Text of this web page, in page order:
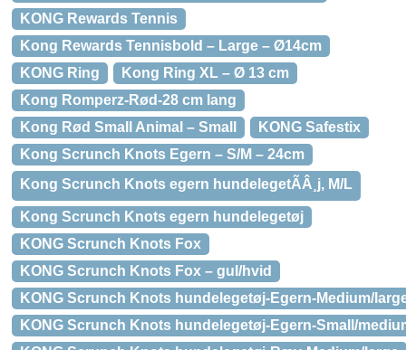
KONG Rewards Tennis
Kong Rewards Tennisbold – Large – Ø14cm
KONG Ring
Kong Ring XL – Ø 13 cm
Kong Romperz-Rød-28 cm lang
Kong Rød Small Animal – Small
KONG Safestix
Kong Scrunch Knots Egern – S/M – 24cm
Kong Scrunch Knots egern hundelegetÃÂ¸j, M/L
Kong Scrunch Knots egern hundelegetøj
KONG Scrunch Knots Fox
KONG Scrunch Knots Fox – gul/hvid
KONG Scrunch Knots hundelegetøj-Egern-Medium/
KONG Scrunch Knots hundelegetøj-Egern-Small/